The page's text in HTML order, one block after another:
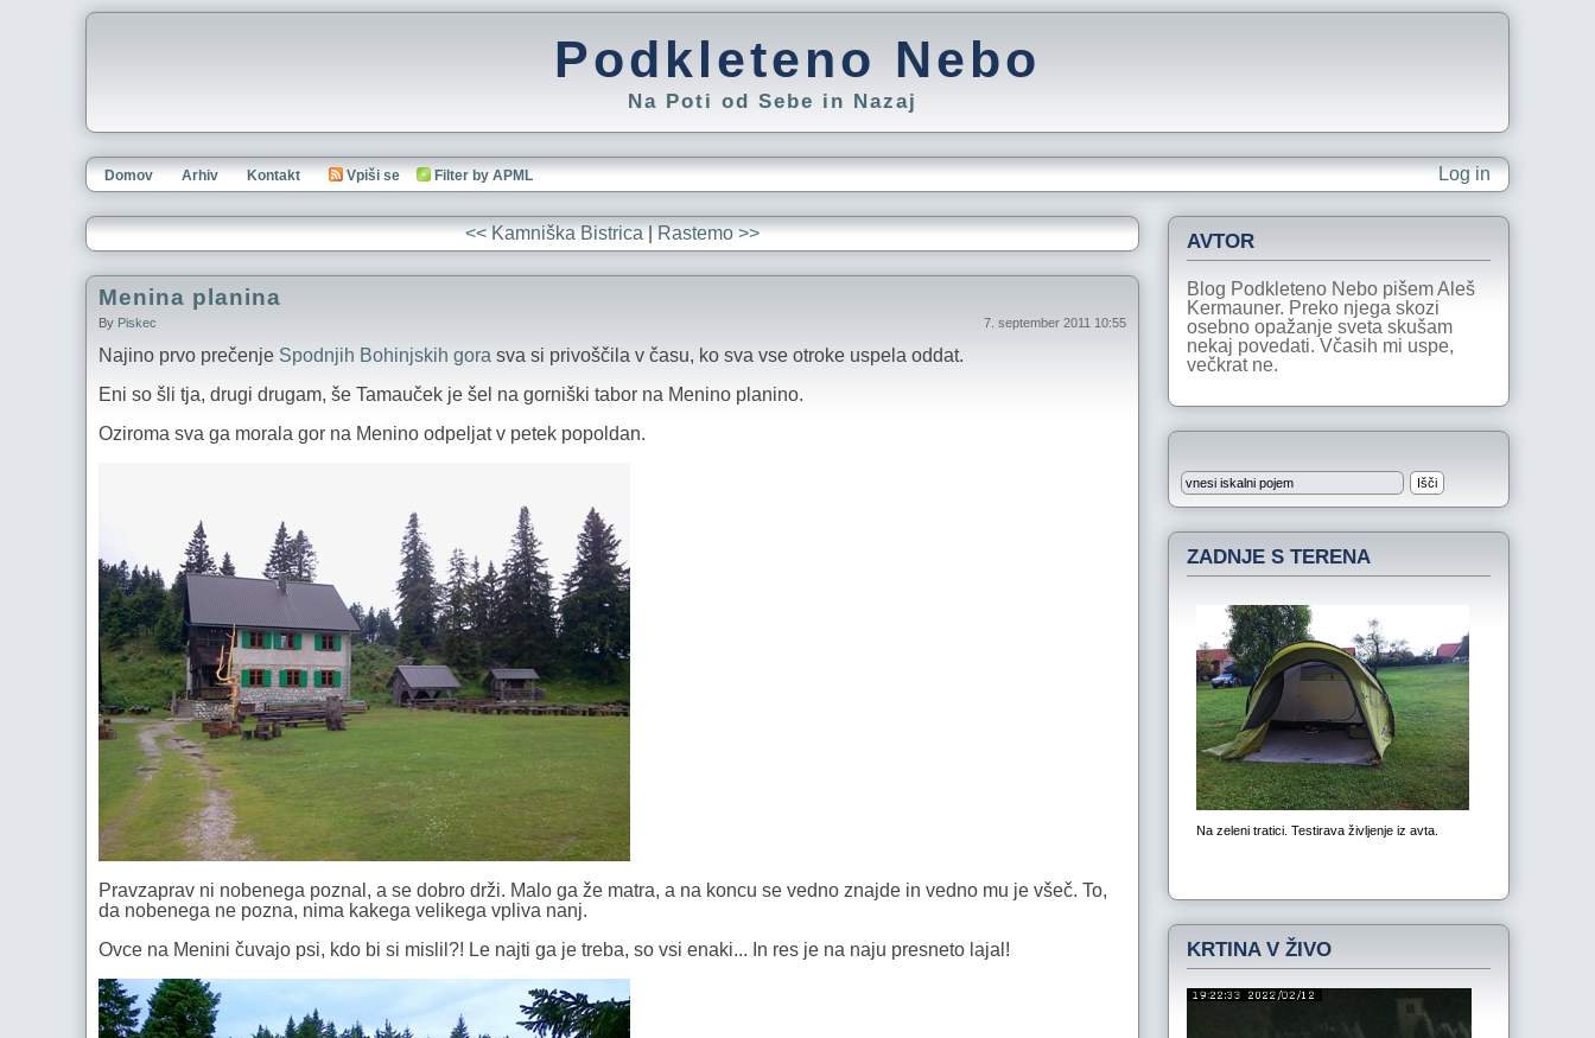
Podkleteno Nebo
Na Poti od Sebe in Nazaj
Log in
Domov Arhiv Kontakt Vpiši se Filter by APML
<< Kamniška Bistrica|Rastemo >>
Menina planina
By Piskec 7. september 2011 10:55
Najino prvo prečenje Spodnjih Bohinjskih gora sva si privoščila v času, ko sva vse otroke uspela oddat.
Eni so šli tja, drugi drugam, še Tamauček je šel na gorniški tabor na Menino planino.
Oziroma sva ga morala gor na Menino odpeljat v petek popoldan.
Pravzaprav ni nobenega poznal, a se dobro drži. Malo ga že matra, a na koncu se vedno znajde in vedno mu je všeč. To,
da nobenega ne pozna, nima kakega velikega vpliva nanj.
Ovce na Menini čuvajo psi, kdo bi si mislil?! Le najti ga je treba, so vsi enaki... In res je na naju presneto lajal!
AVTOR
Blog Podkleteno Nebo pišem Aleš
Kermauner. Preko njega skozi
osebno opažanje sveta skušam
nekaj povedati. Včasih mi uspe,
večkrat ne.
ZADNJE S TERENA
KRTINA V ŽIVO